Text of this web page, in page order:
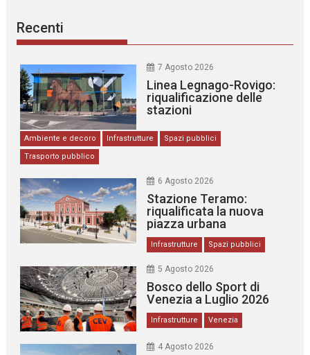
Recenti
7 Agosto 2026
Linea Legnago-Rovigo:
riqualificazione delle
stazioni
Ambiente e decoro Infrastrutture
Spazi pubblici
Trasporto pubblico
6 Agosto 2026
Stazione Teramo:
riqualificata la nuova
piazza urbana
Infrastrutture Spazi pubblici
5 Agosto 2026
Bosco dello Sport di
Venezia a Luglio 2026
Infrastrutture Venezia
4 Agosto 2026